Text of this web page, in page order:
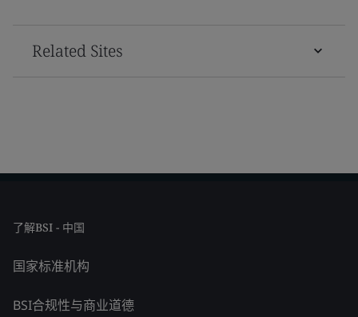
Related Sites
了解BSI - 中国
国家标准机构
BSI合规性与商业道德